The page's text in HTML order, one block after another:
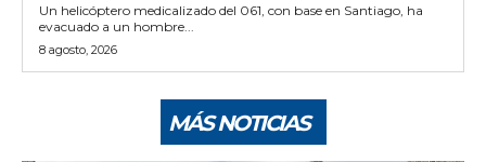
Un helicóptero medicalizado del 061, con base en Santiago, ha
evacuado a un hombre...
8 agosto, 2026
MÁS NOTICIAS